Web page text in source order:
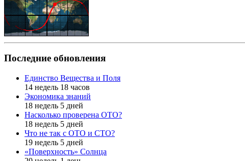
Последние обновления
Единство Вещества и Поля
14 недель 18 часов
Экономика знаний
18 недель 5 дней
Насколько проверена ОТО?
18 недель 5 дней
Что не так с ОТО и СТО?
19 недель 5 дней
«Поверхность» Солнца